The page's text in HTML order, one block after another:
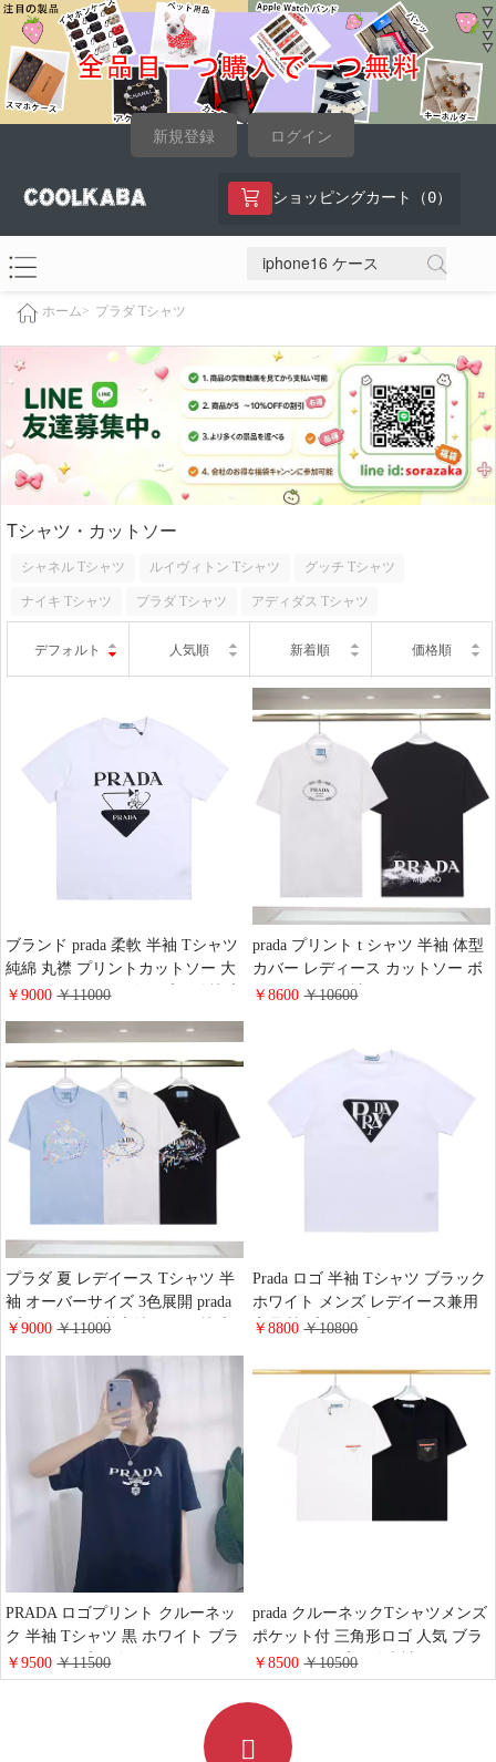
新規登録 ログイン
ショッピングカート（ 0）
ホーム> プラダ Tシャツ
Tシャツ・カットソー
シャネル Tシャツ ルイヴィトン Tシャツ グッチ Tシャツ
ナイキ Tシャツ プラダ Tシャツ アディダス Tシャツ
デフォルト 人気順 新着順 価格順
ブランド prada 柔軟 半袖 Tシャツ
純綿 丸襟 プリントカットソー 大
人 おしゃれ イタズラ プラダ 快適
￥9000￥11000
prada プリント t シャツ 半袖 体型
カバー レディース カットソー ボ
ートネック 短袖シャツおしゃれ
￥8600￥10600
プラダ 夏 レデイース Tシャツ 半
袖 オーバーサイズ 3色展開 prada
プリントロゴ 着心地がよい 快適
￥9000￥11000
Prada ロゴ 半袖 Tシャツ ブラック
ホワイト メンズ レデイース兼用
高品質 プラダ プリントコットン t
￥8800￥10800
PRADA ロゴプリント クルーネッ
ク 半袖 Tシャツ 黒 ホワイト ブラ
ンド 偽物 プラダ カジュアル トッ
プス 短袖 メンズ レデイース おし
￥9500￥11500
prada クルーネックTシャツメンズ
ポケット付 三角形ロゴ 人気 ブラ
ンドコピー プラダ 半袖 Tシャツ
カジュアル 衣料品 トップス
￥8500￥10500